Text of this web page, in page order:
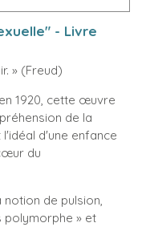
- Livre
» (Freud)
1920, cette œuvre
de la
d'une enfance
du
notion de pulsion,
polymorphe » et